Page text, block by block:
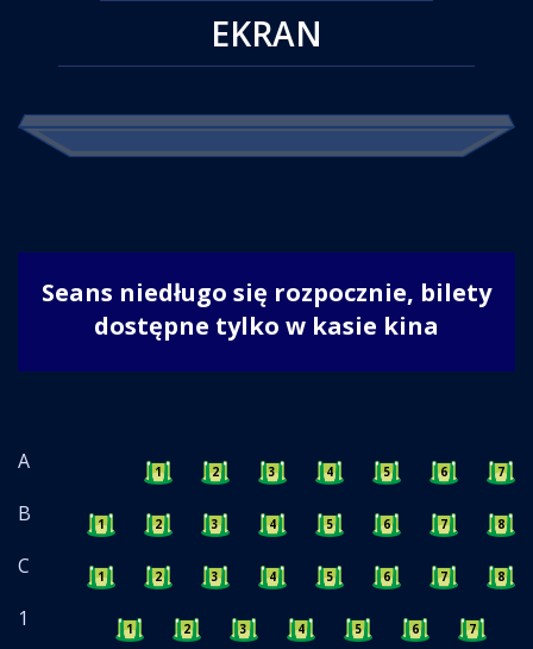
EKRAN
Seans niedługo się rozpocznie, bilety
dostępne tylko w kasie kina
A 1 2 3 4 5 6 7
B 1 2 3 4 5 6 7 8
C 1 2 3 4 5 6 7 8
1 1 2 3 4 5 6 7